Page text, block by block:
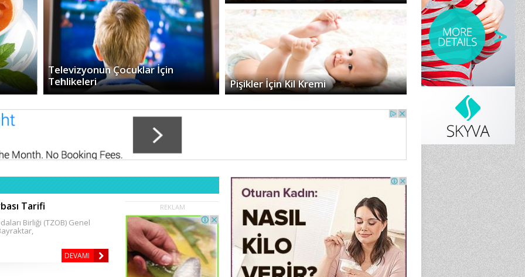
Televizyonun Çocuklar İçin
Tehlikeleri
Pişikler İçin Kil Kremi
REKLAM
Tarifi
Birliği (TZOB) Genel
DEVAMI